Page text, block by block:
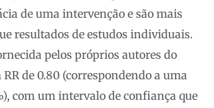
de uma intervenção e são mais
resultados de estudos individuais.
pelos próprios autores do
RR de 0.80 (correspondendo a uma
com um intervalo de confiança que